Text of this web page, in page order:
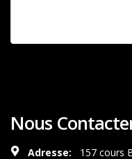
Nous
Adresse: 157 cours